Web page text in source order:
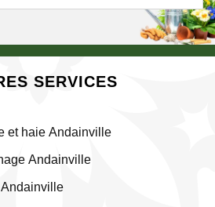
SERVICES
et haie Andainville
Andainville